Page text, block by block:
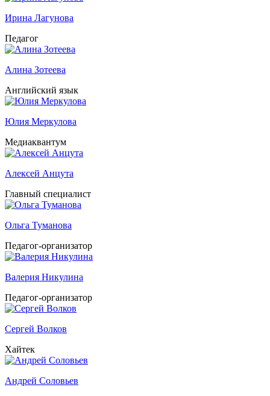
Ирина Лагунова
Педагог
Алина Зотеева
Английский язык
Юлия Меркулова
Медиаквантум
Алексей Анцута
Главный специалист
Ольга Туманова
Педагог-организатор
Валерия Никулина
Педагог-организатор
Сергей Волков
Хайтек
Андрей Соловьев